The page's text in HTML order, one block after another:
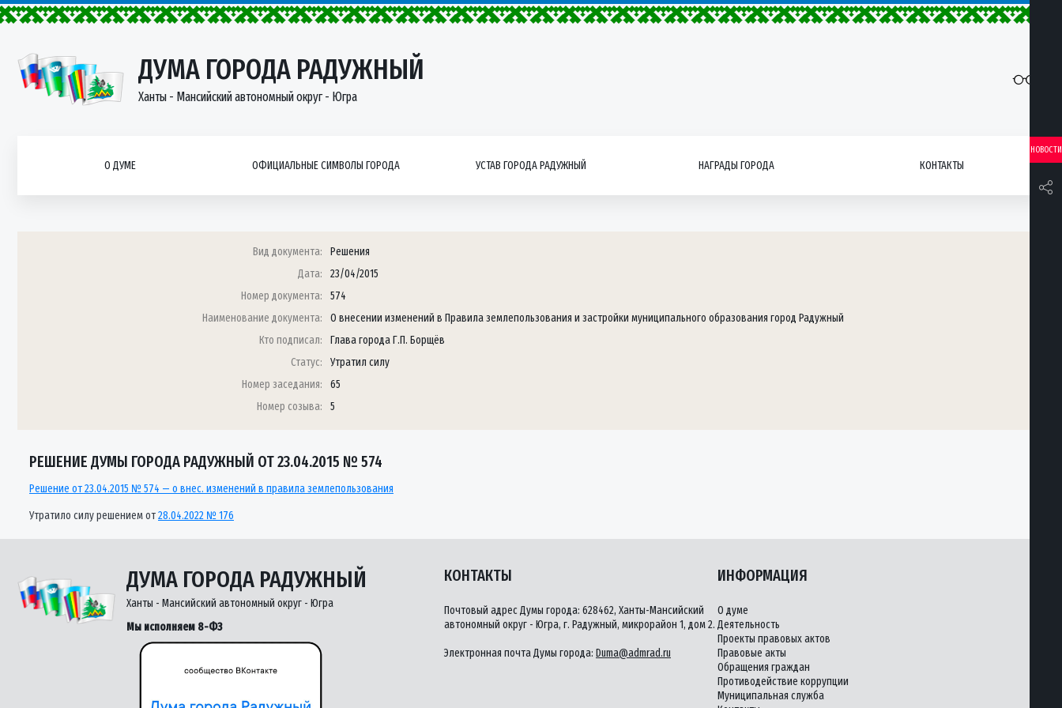
ДУМА ГОРОДА РАДУЖНЫЙ
Ханты - Мансийский автономный округ - Югра
О ДУМЕ ОФИЦИАЛЬНЫЕ СИМВОЛЫ ГОРОДА УСТАВ ГОРОДА РАДУЖНЫЙ НАГРАДЫ ГОРОДА КОНТАКТЫ
НОВОСТИ
Вид документа:
Решения
Дата:
23/04/2015
Номер документа:
574
Наименование документа:
О внесении изменений в Правила землепользования и застройки муниципального образования город Радужный
Кто подписал:
Глава города Г.П. Борщёв
Статус:
Утратил силу
Номер заседания:
65
Номер созыва:
5
РЕШЕНИЕ ДУМЫ ГОРОДА РАДУЖНЫЙ ОТ 23.04.2015 № 574
Решение от 23.04.2015 № 574 — о внес. изменений в правила землепользования
Утратило силу решением от28.04.2022 № 176
ДУМА ГОРОДА РАДУЖНЫЙ
Ханты - Мансийский автономный округ - Югра
Мы исполняем 8-ФЗ
КОНТАКТЫ
Почтовый адрес Думы города: 628462, Ханты-Мансийский
автономный округ - Югра, г. Радужный, микрорайон 1, дом 2.
Электронная почта Думы города: Duma@admrad.ru
ИНФОРМАЦИЯ
О думе
Деятельность
Проекты правовых актов
Правовые акты
Обращения граждан
Противодействие коррупции
Муниципальная служба